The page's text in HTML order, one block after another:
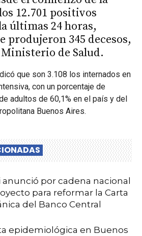
12.701 positivos
últimas 24 horas,
produjeron 345 decesos,
de Salud.
que son 3.108 los internados en
con un porcentaje de
adultos de 60,1% en el país y del
Buenos Aires.
anunció por cadena nacional
para reformar la Carta
del Banco Central
epidemiológica en Buenos